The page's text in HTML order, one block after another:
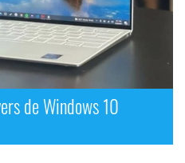
de Windows 10